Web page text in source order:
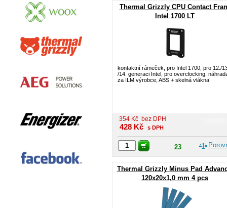
Thermal Grizzly CPU Contact
Intel 1700 LT
kontaktní rámeček, pro Intel 1700, pro 12./
/14. generaci Intel, pro overclocking,
za ILM výrobce, ABS + skelná vlákna
354 Kč bez DPH
428 Kč s DPH
23
Thermal Grizzly Minus Pad
120x20x1,0 mm 4 pcs